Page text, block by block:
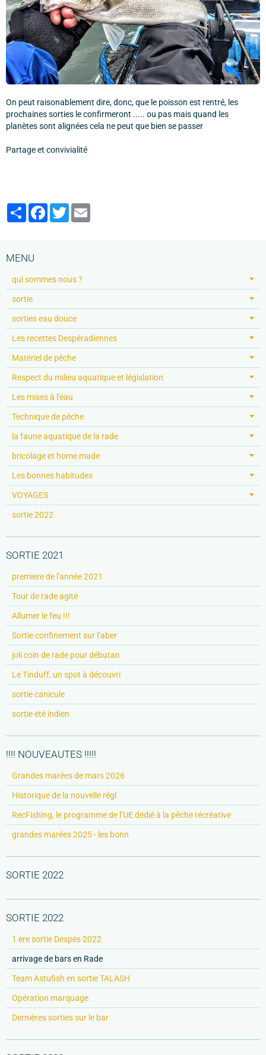
On peut raisonablement dire, donc, que le poisson est rentré, les
prochaines sorties le confirmeront ..... ou pas mais quand les
planètes sont alignées cela ne peut que bien se passer
Partage et convivialité
PartagerFacebook
Twitter
MENU
qui sommes nous ?
sortie
sorties eau douce
Les recettes Despéradiennes
Matériel de pêche
Respect du milieu aquatique et législation
Les mises à l'eau
Technique de pêche
la faune aquatique de la rade
bricolage et home made
Les bonnes habitudes
VOYAGES
sortie 2022
SORTIE 2021
premiere de l'année 2021
Tour de rade agité
Allumer le feu !!!
Sortie confinement sur l’aber
joli coin de rade pour débutan
Le Tinduff, un spot à découvri
sortie canicule
sortie été indien
!!!! NOUVEAUTES !!!!!
Grandes marées de mars 2026
Historique de la nouvelle régl
RecFishing, le programme de l’UE dédié à la pêche récréative
grandes marées 2025 - les bonn
SORTIE 2022
SORTIE 2022
1 ère sortie Despés 2022
arrivage de bars en Rade
Team Astufish en sortie TALASH
Opération marquage
Dernières sorties sur le bar